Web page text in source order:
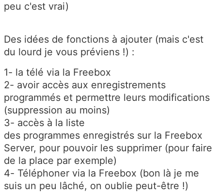
peu c'est vrai)
Des idées de fonctions à ajouter (mais c'est
du lourd je vous préviens !) :
1- la télé via la Freebox
2- avoir accès aux enregistrements
programmés et permettre leurs modifications
(suppression au moins)
3- accès à la liste
des programmes enregistrés sur la Freebox
Server, pour pouvoir les supprimer (pour faire
de la place par exemple)
4- Téléphoner via la Freebox (bon là je me
suis un peu lâché, on oublie peut-être !)